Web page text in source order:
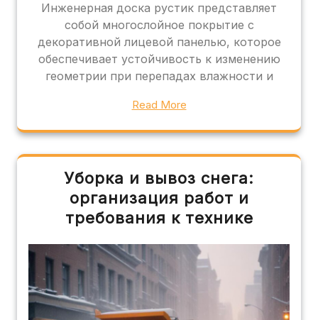
Инженерная доска рустик представляет
собой многослойное покрытие с
декоративной лицевой панелью, которое
обеспечивает устойчивость к изменению
геометрии при перепадах влажности и
Read More
Уборка и вывоз снега:
организация работ и
требования к технике